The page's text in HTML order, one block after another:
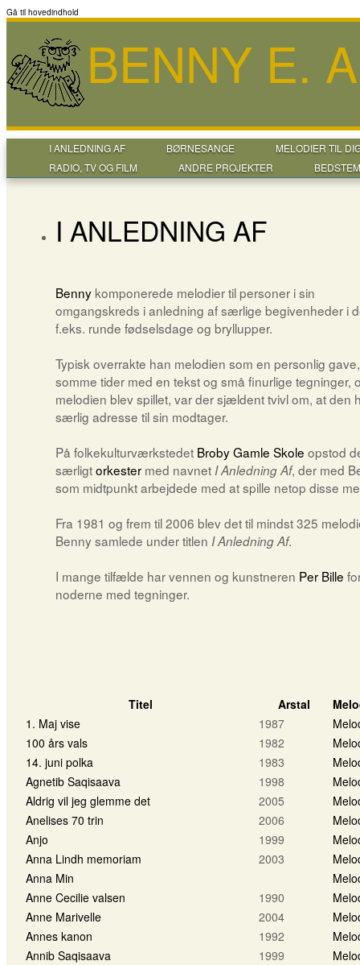
Gå til hovedindhold
BENNY E.
I ANLEDNING AF BØRNESANGE
MELODIER TIL
RADIO, TV OG FILM
ANDRE PROJEKTER
I ANLEDNING AF
Benny komponerede melodier til personer i sin
omgangskreds i anledning af særlige begivenheder i
f.eks. runde fødselsdage og bryllupper.
Typisk overrakte han melodien som en personlig gave,
somme tider med en tekst og små finurlige tegninger,
melodien blev spillet, var der sjældent tvivl om, at den
særlig adresse til sin modtager.
På folkekulturværkstedet Broby Gamle Skole opstod
særligtorkester med navnet I Anledning Af, der med
som midtpunkt arbejdede med at spille netop disse
Fra 1981 og frem til 2006 blev det til mindst 325
Benny samlede under titlen I Anledning Af.
I mange tilfælde har vennen og kunstneren Per Bille
noderne med tegninger.
Titel Arstal
1. Maj vise
1987
100 års vals
1982
14. juni polka
1983
Agnetib Saqisaava
1998
Aldrig vil jeg glemme det
2005
Anelises 70 trin
2006
Anjo
1999
Anna Lindh memoriam
2003
Anna Min
Anne Cecilie valsen
1990
Anne Marivelle
2004
Annes kanon
1992
Annib Saqisaava
1999